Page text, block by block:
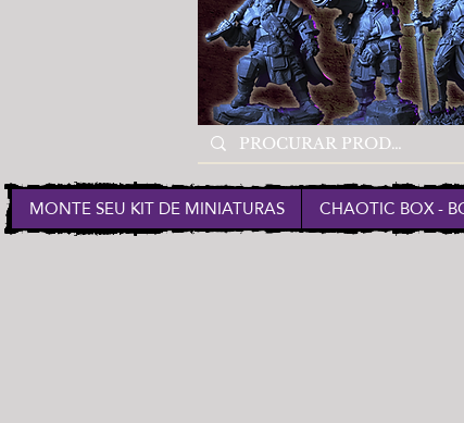
MONTE SEU KIT DE MINIATURAS CHAOTIC BOX -